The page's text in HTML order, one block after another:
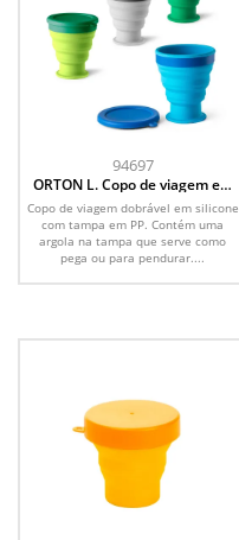
94697
ORTON L. Copo de viagem em
silicone com tampa em PP (400
mL)
Copo de viagem dobrável em silicone
com tampa em PP. Contém uma
argola na tampa que serve como
pega ou para pendurar....